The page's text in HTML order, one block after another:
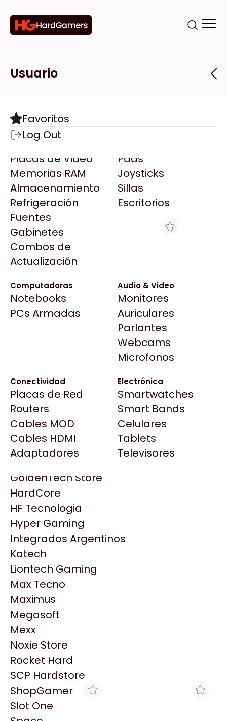
Categorías
Componentes
Motherboards
Microprocesadores
Placas de Video
Memorias RAM
Almacenamiento
Refrigeración
Fuentes
Gabinetes
Combos de
Actualización
Pads
Joysticks
Sillas
Escritorios
Computadoras
Notebooks
PCs Armadas
Audio & Video
Monitores
Auriculares
Parlantes
Webcams
Microfonos
Conectividad
Placas de Red
Routers
Cables MOD
Cables HDMI
Adaptadores
Electrónica
Smartwatches
Smart Bands
Celulares
Tablets
Televisores
Marcas
Todas las Marcas
AMD
AULA
Acer
Adata
AeroCool
Antec
Arkham
Asrock
BenQ
CX
Cooler Master
Deepcool
Dell
EVGA
Gamemax
Genesis
Genius
HP
HyperX
INNO3D
Intel
Kingston
Lenovo
Logitech
MSI
NVIDIA GeForce
NZXT
PNY
Palit
Philips
PowerColor
Razer
Redragon
Tiendas
Destacadas
Todas las Tiendas
Click Gaming
Compufan Store
Dinobyte
Full H4rd
Gaming City
Gezatek
GoldenTech Store
HardCore
HF Tecnologia
Hyper Gaming
Integrados Argentinos
Katech
Liontech Gaming
Max Tecno
Maximus
Megasoft
Mexx
Noxie Store
Rocket Hard
SCP Hardstore
ShopGamer
Slot One
Usuario
Favoritos
Log Out
EPSON CINTA S015631 P/LX-350
Ver producto en la página de Max Tecno
Productos
Similares
Explorá más productos similares